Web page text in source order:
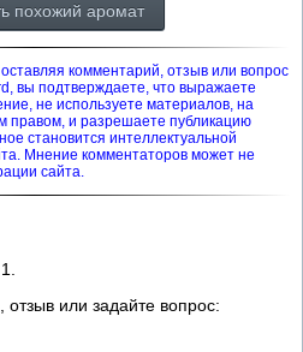
похожий аромат
комментарий, отзыв или вопрос
вы подтверждаете, что выражаете
не используете материалов, на
правом, и разрешаете публикацию
становится интеллектуальной
Мнение комментаторов может не
сайта.
1.
или задайте вопрос: